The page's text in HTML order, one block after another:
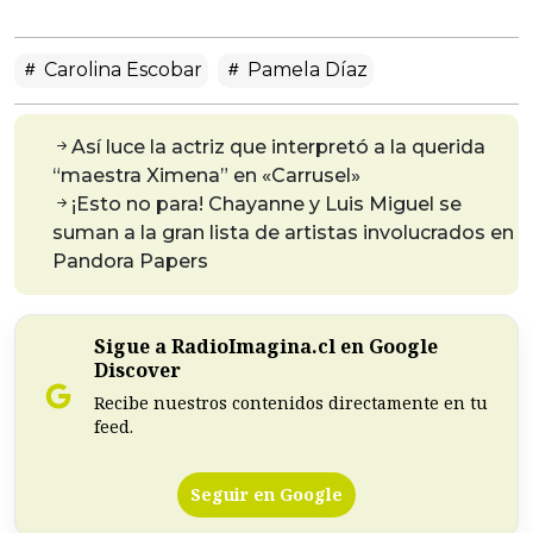
Carolina Escobar Pamela Díaz
Así luce la actriz que interpretó a la querida
“maestra Ximena” en «Carrusel»
¡Esto no para! Chayanne y Luis Miguel se
suman a la gran lista de artistas involucrados en
Pandora Papers
Sigue a RadioImagina.cl en Google
Discover
Recibe nuestros contenidos directamente en tu
feed.
Seguir en Google